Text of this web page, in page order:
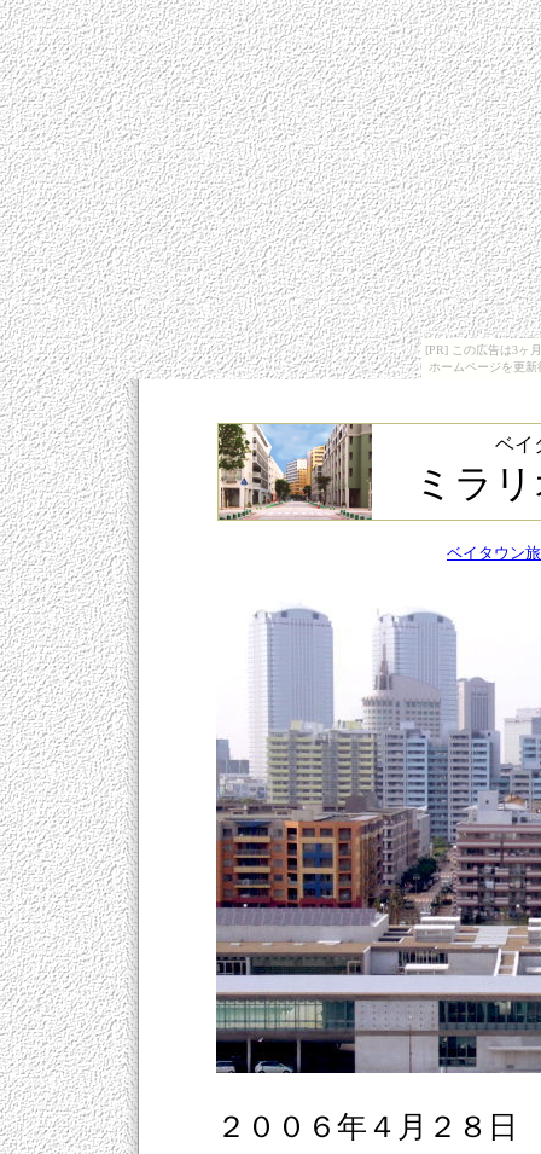
[PR] この広告は3ヶ
ホームページを更
ベイ
ミラ
ベイタウン
２００６年４月２８